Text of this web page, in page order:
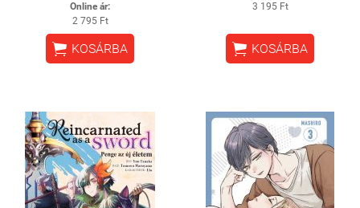
Online ár:
2 795 Ft
 KOSÁRBA
3 195 Ft
 KOSÁRBA